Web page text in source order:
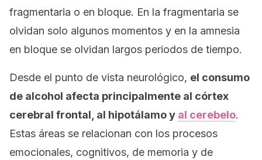
fragmentaria o en bloque. En la fragmentaria se
olvidan solo algunos momentos y en la amnesia
en bloque se olvidan largos periodos de tiempo.
Desde el punto de vista neurológico, el consumo
de alcohol afecta principalmente al córtex
cerebral frontal, al hipotálamo y al cerebelo.
Estas áreas se relacionan con los procesos
emocionales, cognitivos, de memoria y de